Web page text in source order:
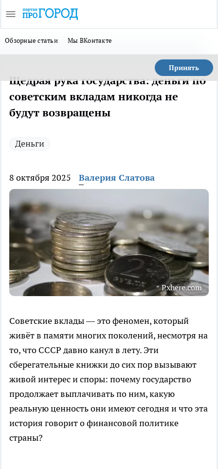
Обзорные статьи Мы ВКонтакте
Принять
Щедрая рука государства: деньги по
советским вкладам никогда не
будут возвращены
Деньги
8 октября 2025 Валерия Слатова
Pxhere.com
Советские вклады — это феномен, который
живёт в памяти многих поколений, несмотря на
то, что СССР давно канул в лету. Эти
сберегательные книжки до сих пор вызывают
живой интерес и споры: почему государство
продолжает выплачивать по ним, какую
реальную ценность они имеют сегодня и что эта
история говорит о финансовой политике
страны?